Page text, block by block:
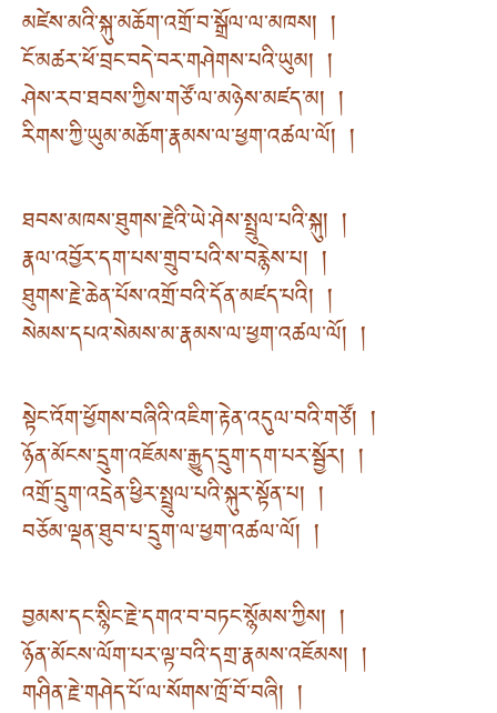
མཛེས་མའི་སྐུ་མཆོག་འགྲོ་བ་སྒྲོལ་ལ་མཁས། །
ངོ་མཚར་ཕོ་བྲང་བདེ་བར་གཤེགས་པའི་ཡུམ། །
ཤེས་རབ་ཐབས་ཀྱིས་གཙོ་ལ་མཉེས་མཛད་མ། །
རིགས་ཀྱི་ཡུམ་མཆོག་རྣམས་ལ་ཕྱག་འཚལ་ལོ། །
ཐབས་མཁས་ཐུགས་རྗེའི་ཡེ་ཤེས་སྤྲུལ་པའི་སྐུ། །
རྣལ་འབྱོར་དག་པས་གྲུབ་པའི་ས་བརྙེས་པ། །
ཐུགས་རྗེ་ཆེན་པོས་འགྲོ་བའི་དོན་མཛད་པའི། །
སེམས་དཔའ་སེམས་མ་རྣམས་ལ་ཕྱག་འཚལ་ལོ། །
སྟེང་འོག་ཕྱོགས་བཞིའི་འཇིག་རྟེན་འདུལ་བའི་གཙོ། །
ཉོན་མོངས་དྲུག་འཇོམས་རྒྱུད་དྲུག་དག་པར་སྦྱོར། །
འགྲོ་དྲུག་འདྲེན་ཕྱིར་སྤྲུལ་པའི་སྐུར་སྟོན་པ། །
བཅོམ་ལྡན་ཐུབ་པ་དྲུག་ལ་ཕྱག་འཚལ་ལོ། །
བྱམས་དང་སྙིང་རྗེ་དགའ་བ་བཏང་སྙོམས་ཀྱིས། །
ཉོན་མོངས་ལོག་པར་ལྟ་བའི་དགྲ་རྣམས་འཇོམས། །
གཤིན་རྗེ་གཤེད་པོ་ལ་སོགས་ཁྲོ་བོ་བཞི། །